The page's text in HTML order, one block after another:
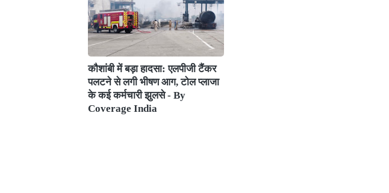
कौशांबी में बड़ा हादसा: एलपीजी टैंकर
पलटने से लगी भीषण आग, टोल प्लाजा
के कई कर्मचारी झुलसे - By
Coverage India